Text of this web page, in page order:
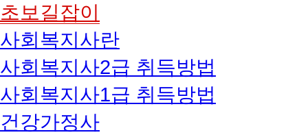
초보길잡이
사회복지사란
사회복지사2급 취득방법
사회복지사1급 취득방법
건강가정사